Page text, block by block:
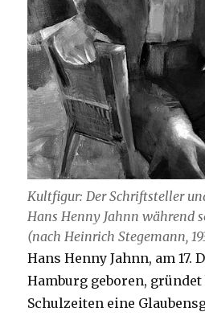
Kultfigur: Der Schriftsteller
Hans Henny Jahnn während
(nach Heinrich Stegemann,
Hans Henny Jahnn, am 17.
Hamburg geboren, gründet
Schulzeiten eine